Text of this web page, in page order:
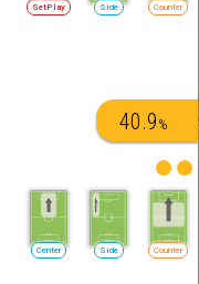
Counter
Side
SetPlay
40.9 %
Counter
Side
Center